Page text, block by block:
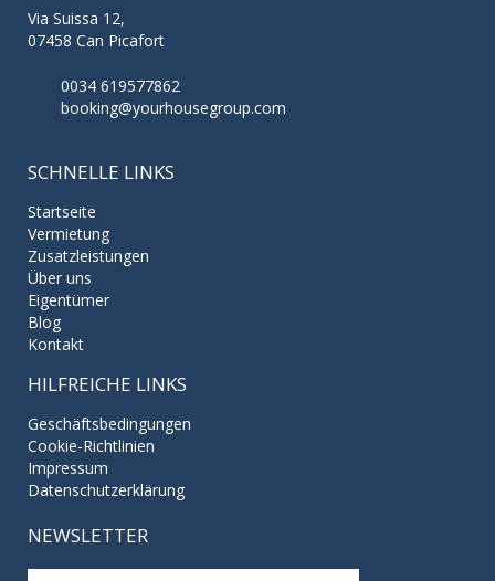
Via Suissa 12,
07458 Can Picafort
0034 619577862
booking@yourhousegroup.com
SCHNELLE LINKS
Startseite
Vermietung
Zusatzleistungen
Über uns
Eigentümer
Blog
Kontakt
HILFREICHE LINKS
Geschäftsbedingungen
Cookie-Richtlinien
Impressum
Datenschutzerklärung
NEWSLETTER